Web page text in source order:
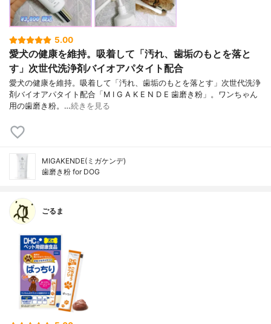
5.00
愛犬の健康を維持。吸着して「汚れ、歯垢のもとを落と
す」次世代洗浄剤バイオアパタイト配合
愛犬の健康を維持。吸着して「汚れ、歯垢のもとを落とす」次世代洗浄
剤バイオアパタイト配合「M I G A K E N D E 歯磨き粉」。ワンちゃん
用の歯磨き粉。…続きを見る
MIGAKENDE(ミガケンデ)
歯磨き粉 for DOG
ごるま